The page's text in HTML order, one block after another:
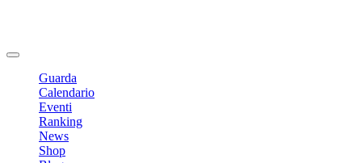
Guarda
Calendario
Eventi
Ranking
News
Shop